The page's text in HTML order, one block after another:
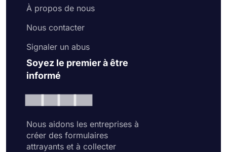
À propos de nous
Nous contacter
Signaler un abus
Soyez le premier à être
informé
Nous aidons les entreprises à
créer des formulaires
attrayants et à collecter